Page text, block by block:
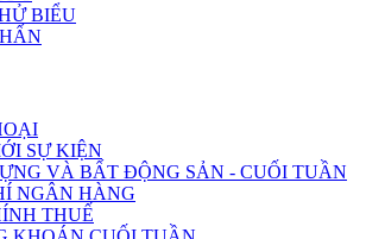
BIỂU
SỰ KIỆN
VÀ BẤT ĐỘNG SẢN - CUỐI TUẦN
NGÂN HÀNG
THUẾ